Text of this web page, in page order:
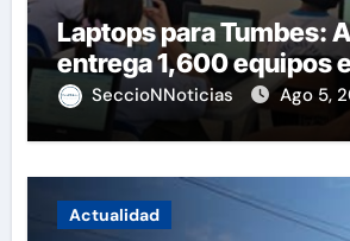
Laptops para Tumbes:
entrega 1,600 equipos
SeccioNNoticias Ago 5,
Actualidad